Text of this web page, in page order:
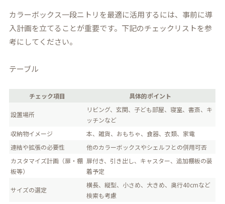
カラーボックス一段ニトリを最適に活用するには、事前に導
入計画を立てることが重要です。下記のチェックリストを参
考にしてください。
テーブル
チェック項目 具体的ポイント
設置場所
リビング、玄関、子ども部屋、寝室、書斎、キ
ッチンなど
収納物イメージ
本、雑貨、おもちゃ、食器、衣類、家電
連結や拡張の必要性
他のカラーボックスやシェルフとの併用可否
カスタマイズ計画（扉・棚
板等）
扉付き、引き出し、キャスター、追加棚板の装
着予定
サイズの選定
横長、縦型、小さめ、大きめ、奥行40cmなど
検索も考慮